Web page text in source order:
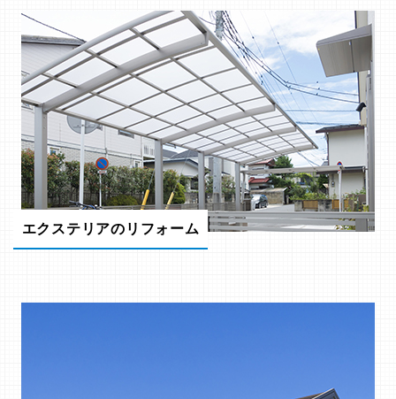
エクステリアのリフォーム